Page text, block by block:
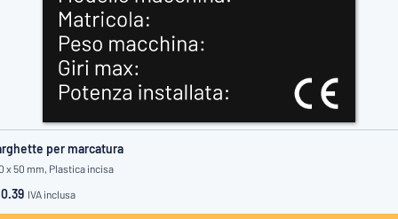
per marcatura
x 50 mm, Plastica incisa
IVA inclusa